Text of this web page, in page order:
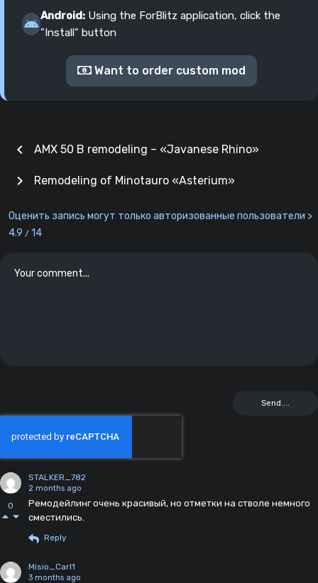
Android: Using the ForBlitz application, click the
"Install" button
Want to order custom mod
chevron_left AMX 50 B remodeling – «Javanese Rhino»
Remodeling of Minotauro «Asterium»
chevron_right
Оценить запись могут только авторизованные пользователи >
4.9 / 14
0
STALKER_782
2 months ago
Ремодейлинг очень красивый, но отметки на стволе немного
сместились.
Reply
Misio_Carl1
3 months ago